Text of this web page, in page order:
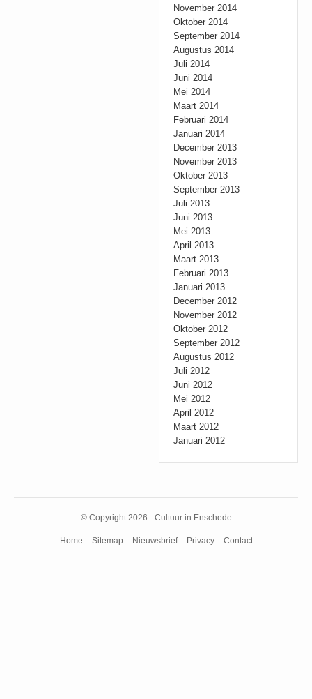
November 2014
Oktober 2014
September 2014
Augustus 2014
Juli 2014
Juni 2014
Mei 2014
Maart 2014
Februari 2014
Januari 2014
December 2013
November 2013
Oktober 2013
September 2013
Juli 2013
Juni 2013
Mei 2013
April 2013
Maart 2013
Februari 2013
Januari 2013
December 2012
November 2012
Oktober 2012
September 2012
Augustus 2012
Juli 2012
Juni 2012
Mei 2012
April 2012
Maart 2012
Januari 2012
© Copyright 2026 - Cultuur in Enschede
Home Sitemap Nieuwsbrief Privacy Contact